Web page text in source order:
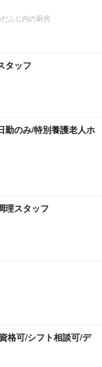
ふじ内の厨房
タッフ
勤のみ/特別養護老人ホ
理スタッフ
格可/シフト相談可/デ